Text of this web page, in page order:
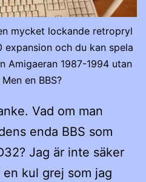
mycket lockande retropryl
expansion och du kan spela
Amigaeran 1987-1994 utan
en BBS?
Vad om man
enda BBS som
Jag är inte säker
kul grej som jag